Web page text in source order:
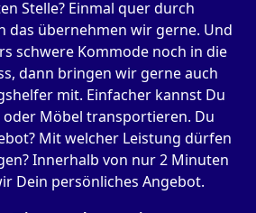
Stelle? Einmal quer durch
das übernehmen wir gerne. Und
schwere Kommode noch in die
dann bringen wir gerne auch
mit. Einfacher kannst Du
Möbel transportieren. Du
Mit welcher Leistung dürfen
Innerhalb von nur 2 Minuten
Dein persönliches Angebot.